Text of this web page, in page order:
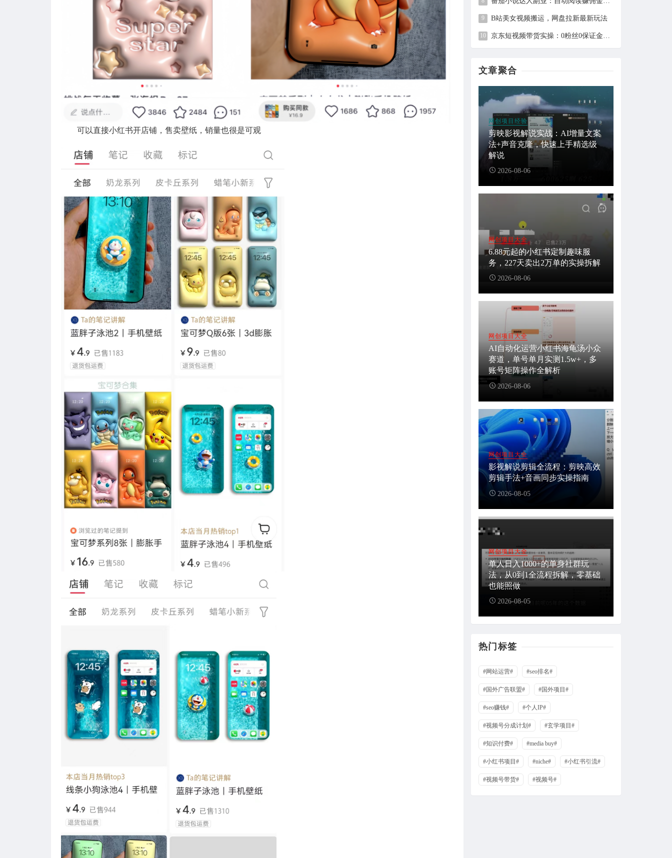
可以直接小红书开店铺，售卖壁纸，销量也很是可观
B站美女视频搬运，网盘拉新最新玩法
文章聚合
网创项目经验
剪映影视解说实战：AI增量文案
法+声音克隆，快速上手精选级
解说
2026-08-06
网创项目大全
6.88元起的小红书定制趣味服
务，227天卖出2万单的实操拆解
2026-08-06
网创项目大全
AI自动化运营小红书海龟汤小众
赛道，单号单月实测1.5w+，多
账号矩阵操作全解析
2026-08-06
网创项目大全
影视解说剪辑全流程：剪映高效
剪辑手法+音画同步实操指南
2026-08-05
网创项目大全
单人日入1000+的单身社群玩
法，从0到1全流程拆解，零基础
也能照做
2026-08-05
热门标签
#网站运营# #seo排名#
#国外广告联盟# #国外项目#
#seo赚钱# #个人IP#
#视频号分成计划# #玄学项目#
#知识付费# #media buy#
#小红书项目# #niche# #小红书引流#
#视频号带货# #视频号#